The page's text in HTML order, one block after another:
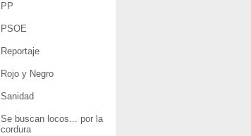
PP
PSOE
Reportaje
Rojo y Negro
Sanidad
Se buscan locos... por la
cordura